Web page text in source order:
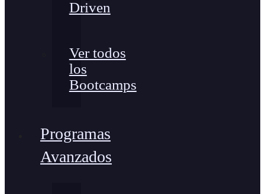
Driven
Ver todos
los
Bootcamps
Programas
Avanzados